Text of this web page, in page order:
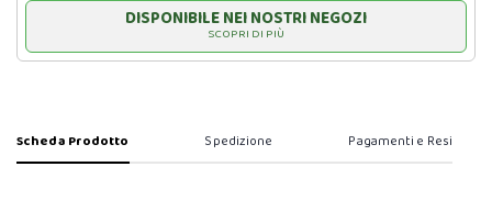
DISPONIBILE NEI NOSTRI NEGOZI
SCOPRI DI PIÙ
Scheda Prodotto Spedizione Pagamenti e Resi